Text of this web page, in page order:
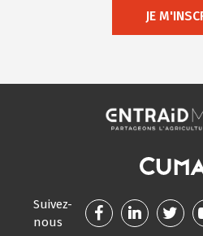
JE
Suivez-
nous